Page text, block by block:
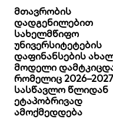
მთავრობის
დადგენილებით
სახელმწიფო
უნივერსიტეტების
დაფინანსების
მოდელი
რომელიც 2026–2027
სასწავლო წლიდან
ეტაპობრივად
ამოქმედდება